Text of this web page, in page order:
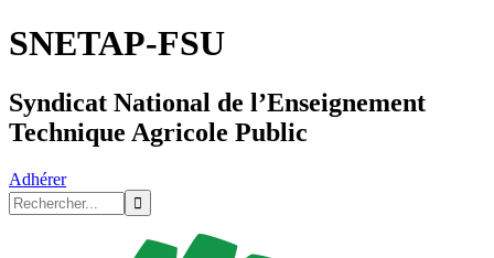
SNETAP-FSU
Syndicat National de l’Enseignement
Technique Agricole Public
Adhérer